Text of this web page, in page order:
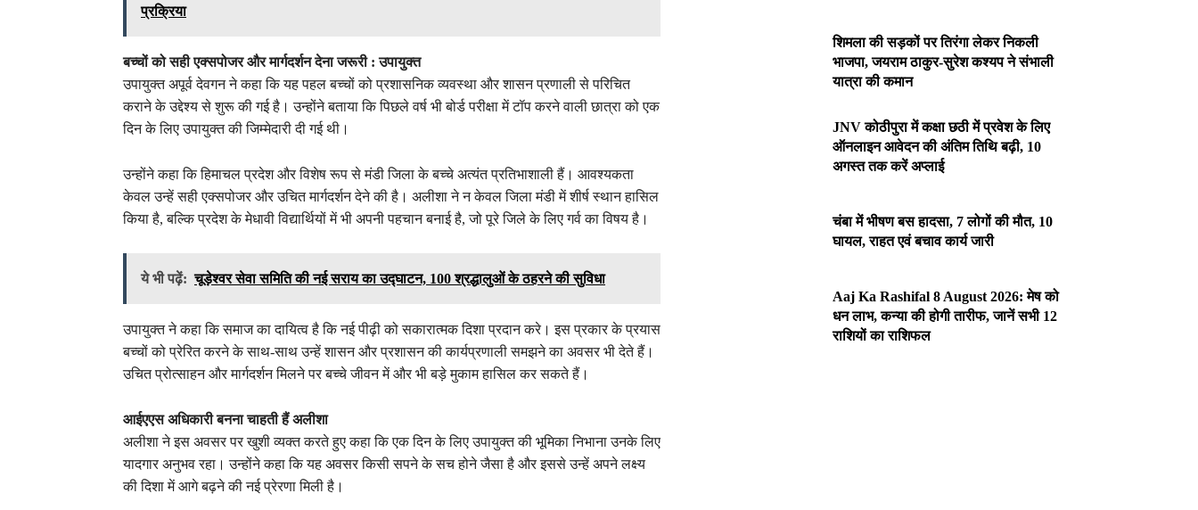
प्रक्रिया
बच्चों को सही एक्सपोजर और मार्गदर्शन देना जरूरी : उपायुक्त
उपायुक्त अपूर्व देवगन ने कहा कि यह पहल बच्चों को प्रशासनिक व्यवस्था और शासन प्रणाली से परिचित
कराने के उद्देश्य से शुरू की गई है। उन्होंने बताया कि पिछले वर्ष भी बोर्ड परीक्षा में टॉप करने वाली छात्रा को एक
दिन के लिए उपायुक्त की जिम्मेदारी दी गई थी।
उन्होंने कहा कि हिमाचल प्रदेश और विशेष रूप से मंडी जिला के बच्चे अत्यंत प्रतिभाशाली हैं। आवश्यकता
केवल उन्हें सही एक्सपोजर और उचित मार्गदर्शन देने की है। अलीशा ने न केवल जिला मंडी में शीर्ष स्थान हासिल
किया है, बल्कि प्रदेश के मेधावी विद्यार्थियों में भी अपनी पहचान बनाई है, जो पूरे जिले के लिए गर्व का विषय है।
ये भी पढ़ें: चूड़ेश्वर सेवा समिति की नई सराय का उद्घाटन, 100 श्रद्धालुओं के ठहरने की सुविधा
उपायुक्त ने कहा कि समाज का दायित्व है कि नई पीढ़ी को सकारात्मक दिशा प्रदान करे। इस प्रकार के प्रयास
बच्चों को प्रेरित करने के साथ-साथ उन्हें शासन और प्रशासन की कार्यप्रणाली समझने का अवसर भी देते हैं।
उचित प्रोत्साहन और मार्गदर्शन मिलने पर बच्चे जीवन में और भी बड़े मुकाम हासिल कर सकते हैं।
आईएएस अधिकारी बनना चाहती हैं अलीशा
अलीशा ने इस अवसर पर खुशी व्यक्त करते हुए कहा कि एक दिन के लिए उपायुक्त की भूमिका निभाना उनके लिए
यादगार अनुभव रहा। उन्होंने कहा कि यह अवसर किसी सपने के सच होने जैसा है और इससे उन्हें अपने लक्ष्य
की दिशा में आगे बढ़ने की नई प्रेरणा मिली है।
शिमला की सड़कों पर तिरंगा लेकर निकली
भाजपा, जयराम ठाकुर-सुरेश कश्यप ने संभाली
यात्रा की कमान
JNV कोठीपुरा में कक्षा छठी में प्रवेश के लिए
ऑनलाइन आवेदन की अंतिम तिथि बढ़ी, 10
अगस्त तक करें अप्लाई
चंबा में भीषण बस हादसा, 7 लोगों की मौत, 10
घायल, राहत एवं बचाव कार्य जारी
Aaj Ka Rashifal 8 August 2026: मेष को
धन लाभ, कन्या की होगी तारीफ, जानें सभी 12
राशियों का राशिफल